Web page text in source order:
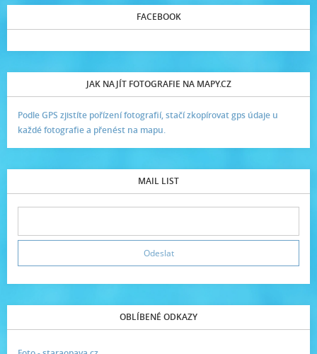
FACEBOOK
JAK NAJÍT FOTOGRAFIE NA MAPY.CZ
Podle GPS zjistíte pořízení fotografií, stačí zkopírovat gps údaje u
každé fotografie a přenést na mapu.
MAIL LIST
OBLÍBENÉ ODKAZY